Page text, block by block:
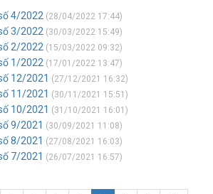
4/2022 (28/04/2022 17:44)
3/2022 (30/03/2022 15:49)
2/2022 (15/03/2022 09:32)
1/2022 (17/01/2022 13:47)
12/2021 (27/12/2021 16:32)
11/2021 (30/11/2021 15:51)
10/2021 (31/10/2021 16:01)
9/2021 (30/09/2021 11:08)
8/2021 (27/08/2021 16:03)
7/2021 (26/07/2021 16:57)